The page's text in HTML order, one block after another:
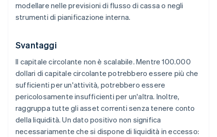
modellare nelle previsioni di flusso di cassa o negli
strumenti di pianificazione interna.
Svantaggi
Il capitale circolante non è scalabile. Mentre 100.000
dollari di capitale circolante potrebbero essere più che
sufficienti per un'attività, potrebbero essere
pericolosamente insufficienti per un'altra. Inoltre,
raggruppa tutte gli asset correnti senza tenere conto
della liquidità. Un dato positivo non significa
necessariamente che si dispone di liquidità in eccesso: